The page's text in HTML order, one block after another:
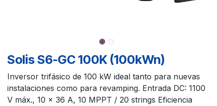
Solis S6-GC 100K (100kWn)
Inversor trifásico de 100 kW ideal tanto para nuevas
instalaciones como para revamping. Entrada DC: 1100
V máx., 10 × 36 A, 10 MPPT / 20 strings Eficiencia